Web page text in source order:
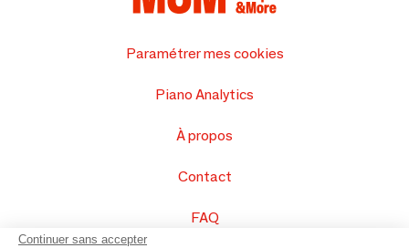
Paramétrer mes cookies
Piano Analytics
À propos
Contact
FAQ
Continuer sans accepter